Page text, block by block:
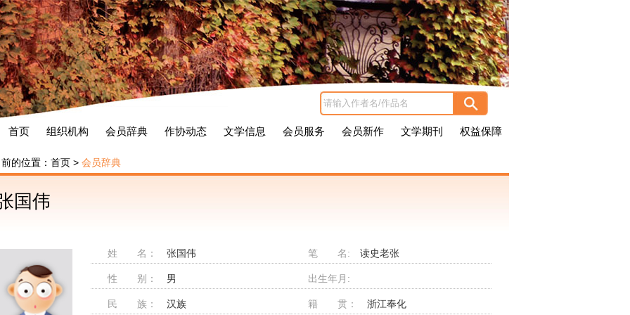
首页 组织机构 会员辞典 作协动态 文学信息 会员服务 会员新作 文学期刊 权益保障
的位置： 首页 > 会员辞典
国伟
姓 名： 张国伟 笔 名: 读史老张
性 别： 男 出生年月:
民 族： 汉族 籍 贯： 浙江奉化